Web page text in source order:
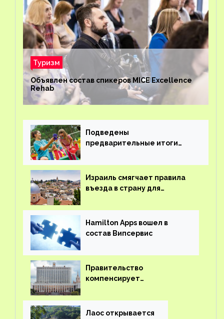
Туризм
Объявлен состав спикеров MICE Excellence
Rehab
Подведены
предварительные итоги
Израиль смягчает правила
въезда в страну для
Hamilton Apps вошел в
состав Випсервис
Правительство
компенсирует
вывоз россиян из-за рубежа
Лаос открывается